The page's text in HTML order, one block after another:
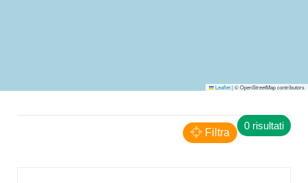
Leaflet|© OpenStreetMap contributors
0 risultati
Filtra